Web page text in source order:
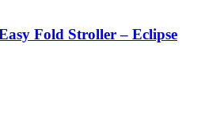
Fold Stroller – Eclipse